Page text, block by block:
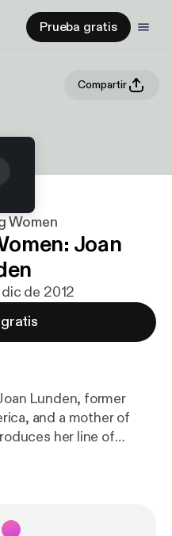
Prueba gratis
Compartir
Women
Joan
dic de 2012
Lunden, former
and a mother of
her line of